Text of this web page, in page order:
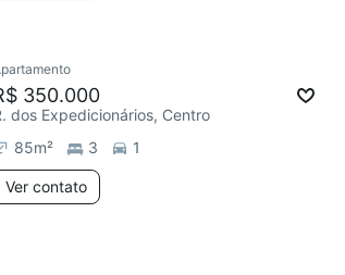
350.000
dos Expedicionários, Centro
85m² 3 1
Ver contato